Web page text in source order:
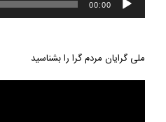
00:00
ملی گرایان مردم گرا را بشناسید